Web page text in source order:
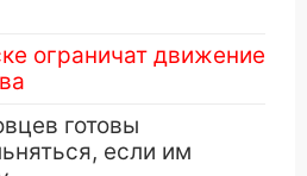
ограничат движение
готовы
если им